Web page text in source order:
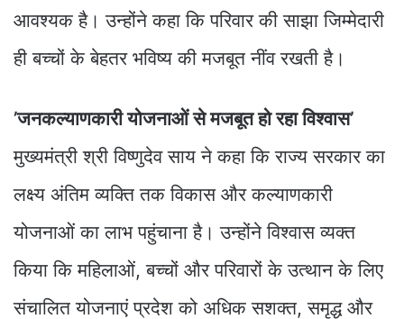
आवश्यक है। उन्होंने कहा कि परिवार की साझा जिम्मेदारी
ही बच्चों के बेहतर भविष्य की मजबूत नींव रखती है।
’जनकल्याणकारी योजनाओं से मजबूत हो रहा विश्वास’
मुख्यमंत्री श्री विष्णुदेव साय ने कहा कि राज्य सरकार का
लक्ष्य अंतिम व्यक्ति तक विकास और कल्याणकारी
योजनाओं का लाभ पहुंचाना है। उन्होंने विश्वास व्यक्त
किया कि महिलाओं, बच्चों और परिवारों के उत्थान के लिए
संचालित योजनाएं प्रदेश को अधिक सशक्त, समृद्ध और